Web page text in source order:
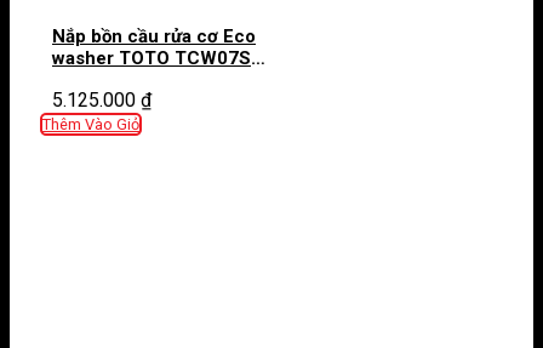
Nắp bồn cầu rửa cơ Eco
washer TOTO TCW07S
5.125.000 ₫
Thêm Vào Giỏ